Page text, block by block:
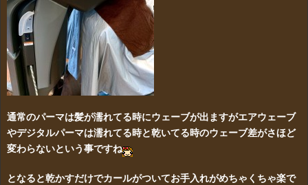
通常のパーマは髪が濡れてる時にウェーブが出ますがエアウェーブ
やデジタルパーマは濡れてる時と乾いてる時のウェーブ差がさほど
変わらないという事ですね
となると乾かすだけでカールがついてお手入れがめちゃくちゃ楽で